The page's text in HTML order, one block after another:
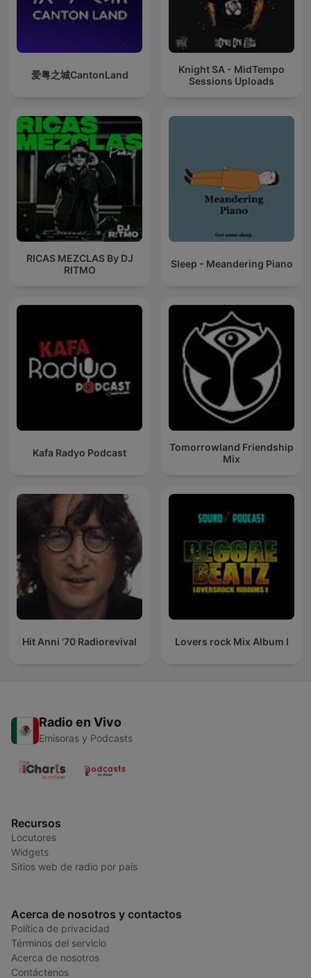
爱粤之城CantonLand
Knight SA - MidTempo
Sessions Uploads
RICAS MEZCLAS By DJ
RITMO
Sleep - Meandering Piano
Kafa Radyo Podcast
Tomorrowland Friendship
Mix
Hit Anni '70 Radiorevival Lovers rock Mix Album I
Radio en Vivo
Emisoras y Podcasts
Recursos
Locutores
Widgets
Sitios web de radio por país
Acerca de nosotros y contactos
Política de privacidad
Términos del servicio
Acerca de nosotros
Contáctenos